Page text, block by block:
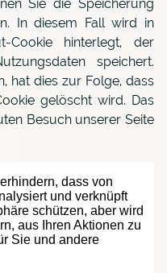
Sie die Speicherung
In diesem Fall wird in
Cookie hinterlegt, der
speichert.
hat dies zur Folge, dass
gelöscht wird. Das
Besuch unserer Seite